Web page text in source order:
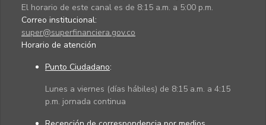
El horario de este canal es de 8:15 a.m. a 5:00 p.m.
Correo institucional:
super@superfinanciera.gov.co
Horario de atención
Punto Ciudadano:
Lunes a viernes (días hábiles) de 8:15 a.m. a 4:15
p.m. jornada continua